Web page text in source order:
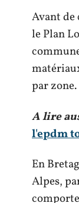
Avant
le Plan
par zone.
A lire
l'epdm
En
Alpes,